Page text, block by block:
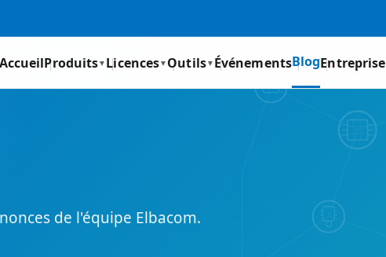
AccueilProduits▼ Licences▼ Outils▼ ÉvénementsBlogEntreprise
de l'équipe Elbacom.